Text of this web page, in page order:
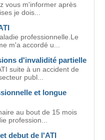
vous m'informer après
je dois...
professionnelle.Le
m'a accordé u...
d'invalidité partielle
suite à un accident de
publ...
et longue
au bout de 15 mois
profession...
debut de l'ATI